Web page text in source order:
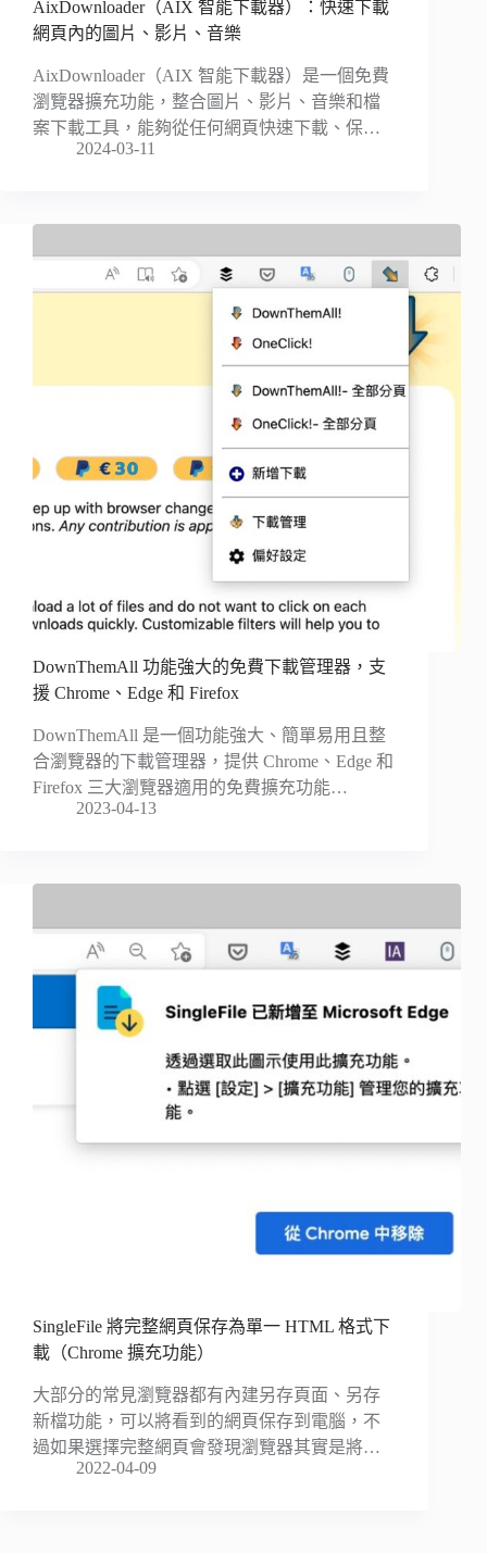
AixDownloader（AIX 智能下載器）：快速下載
網頁內的圖片、影片、音樂
AixDownloader（AIX 智能下載器）是一個免費
瀏覽器擴充功能，整合圖片、影片、音樂和檔
案下載工具，能夠從任何網頁快速下載、保…
2024-03-11
DownThemAll 功能強大的免費下載管理器，支
援 Chrome、Edge 和 Firefox
DownThemAll 是一個功能強大、簡單易用且整
合瀏覽器的下載管理器，提供 Chrome、Edge 和
Firefox 三大瀏覽器適用的免費擴充功能…
2023-04-13
SingleFile 將完整網頁保存為單一 HTML 格式下
載（Chrome 擴充功能）
大部分的常見瀏覽器都有內建另存頁面、另存
新檔功能，可以將看到的網頁保存到電腦，不
過如果選擇完整網頁會發現瀏覽器其實是將…
2022-04-09